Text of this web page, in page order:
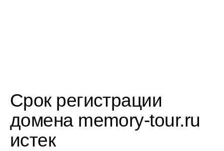
Срок регистрации
домена memory-tour.ru
истек